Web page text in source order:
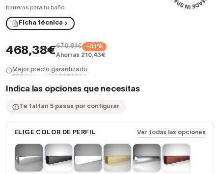
barreras para tu baño.
Ficha técnica
468,38€678,81€ −31%
Ahorras 210,43€
Mejor precio garantizado
Indica las opciones que necesitas
Te faltan 5 pasos por configurar
ELIGE COLOR DE PERFIL Ver todas las opciones